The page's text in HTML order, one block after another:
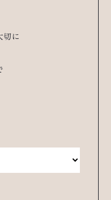
切に